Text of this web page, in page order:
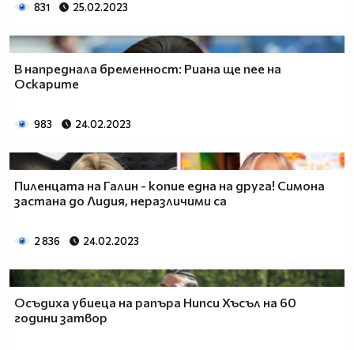
831 25.02.2023
В напреднала бременност: Риана ще пее на
Оскарите
983 24.02.2023
Пиленцата на Галин - копие една на друга! Симона
застана до Лидия, неразличими са
2 836 24.02.2023
Осъдиха убиеца на рапъра Нипси Хъсъл на 60
години затвор